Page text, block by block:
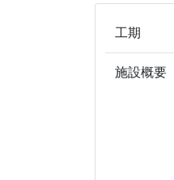
工期
施設概要